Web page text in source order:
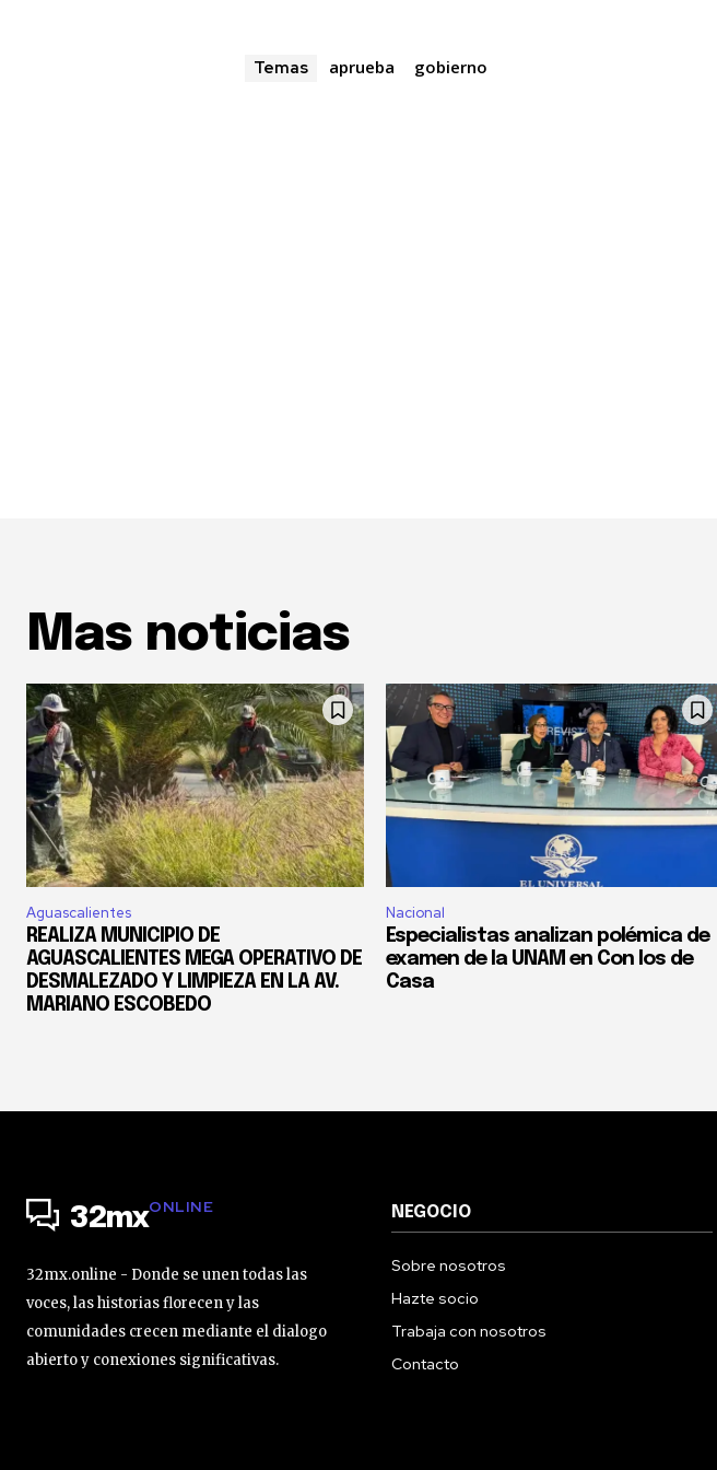
Seguidores
Temas aprueba gobierno
Mas noticias
Aguascalientes
REALIZA MUNICIPIO DE
AGUASCALIENTES MEGA OPERATIVO DE
DESMALEZADO Y LIMPIEZA EN LA AV.
MARIANO ESCOBEDO
Nacional
Especialistas analizan polémica de
examen de la UNAM en Con los de
Casa
32mxONLINE
32mx.online - Donde se unen todas las
voces, las historias florecen y las
comunidades crecen mediante el dialogo
abierto y conexiones significativas.
NEGOCIO
Sobre nosotros
Hazte socio
Trabaja con nosotros
Contacto